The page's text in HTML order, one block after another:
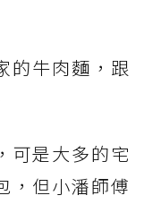
的牛肉麵，跟
可是大多的宅
，但小潘師傅